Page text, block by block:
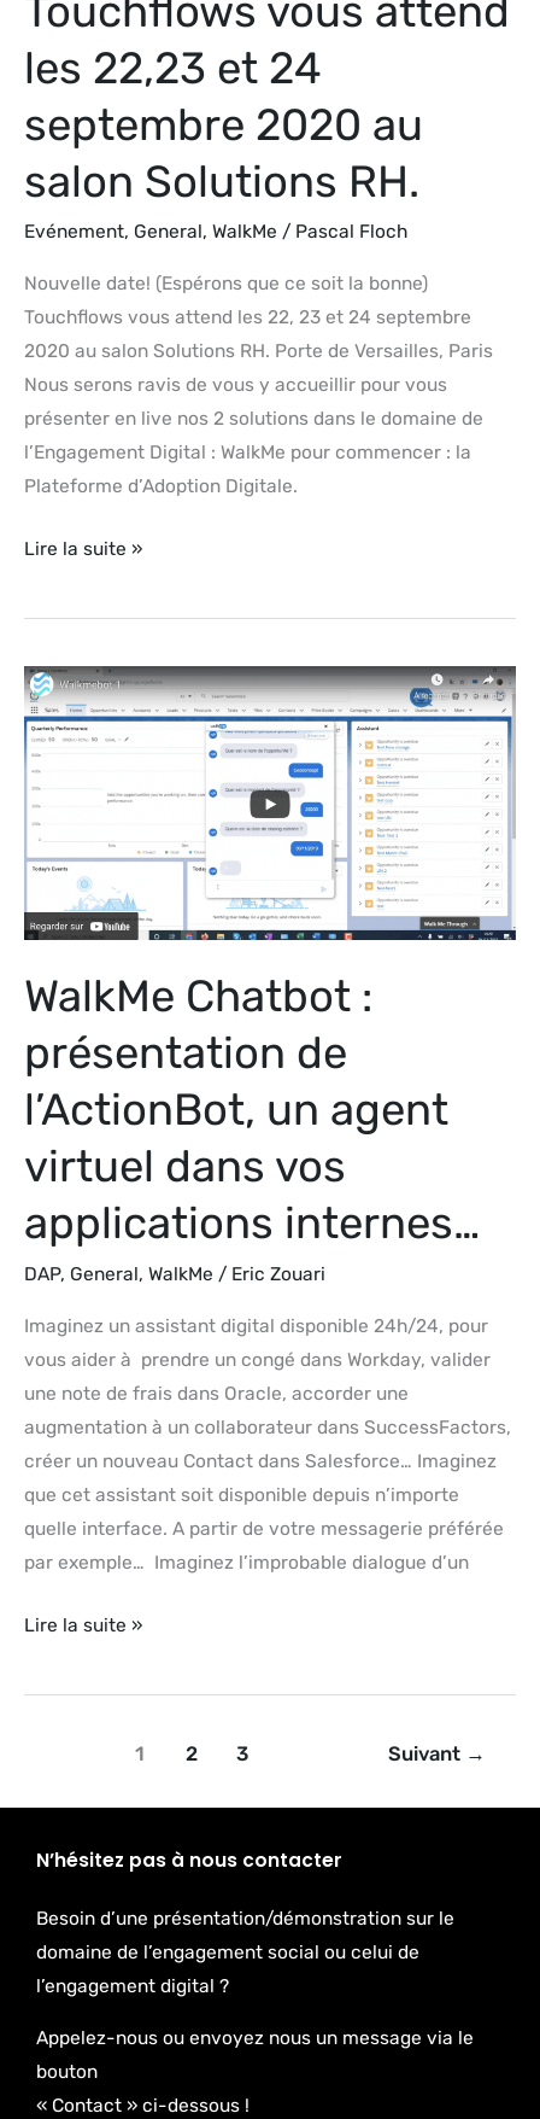
Touchflows vous attend
les 22,23 et 24
septembre 2020 au
salon Solutions RH.
Evénement, General, WalkMe / Pascal Floch
Nouvelle date! (Espérons que ce soit la bonne)
Touchflows vous attend les 22, 23 et 24 septembre
2020 au salon Solutions RH. Porte de Versailles, Paris
Nous serons ravis de vous y accueillir pour vous
présenter en live nos 2 solutions dans le domaine de
l’Engagement Digital : WalkMe pour commencer : la
Plateforme d’Adoption Digitale.
RH.
Lire la suite »
WalkMe Chatbot :
présentation de
l’ActionBot, un agent
virtuel dans vos
applications internes…
DAP, General, WalkMe / Eric Zouari
Imaginez un assistant digital disponible 24h/24, pour
vous aider à prendre un congé dans Workday, valider
une note de frais dans Oracle, accorder une
augmentation à un collaborateur dans SuccessFactors,
créer un nouveau Contact dans Salesforce… Imaginez
que cet assistant soit disponible depuis n’importe
quelle interface. A partir de votre messagerie préférée
par exemple… Imaginez l’improbable dialogue d’un
WalkMe
Chatbot
:
présentation
de
l’ActionBot,
agent
dans
applications
Lire la suite »
1 2 3 Suivant →
N’hésitez pas à nous contacter
Besoin d’une présentation/démonstration sur le
domaine de l’engagement social ou celui de
l’engagement digital ?
Appelez-nous ou envoyez nous un message via le
bouton
« Contact » ci-dessous !